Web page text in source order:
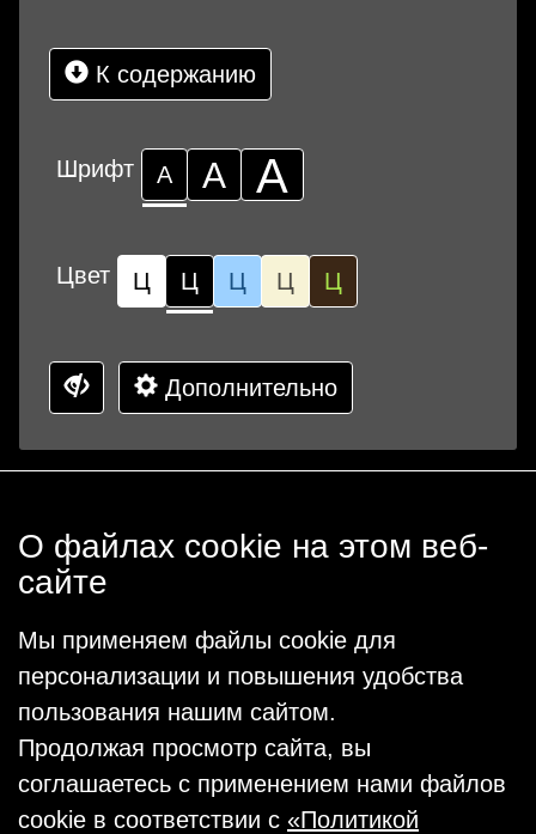
К содержанию
Шрифт А А А
Цвет Ц Ц Ц Ц Ц
Дополнительно
О файлах cookie на этом веб-
сайте
Мы применяем файлы cookie для
персонализации и повышения удобства
пользования нашим сайтом.
Продолжая просмотр сайта, вы
соглашаетесь с применением нами файлов
cookie в соответствии с «Политикой